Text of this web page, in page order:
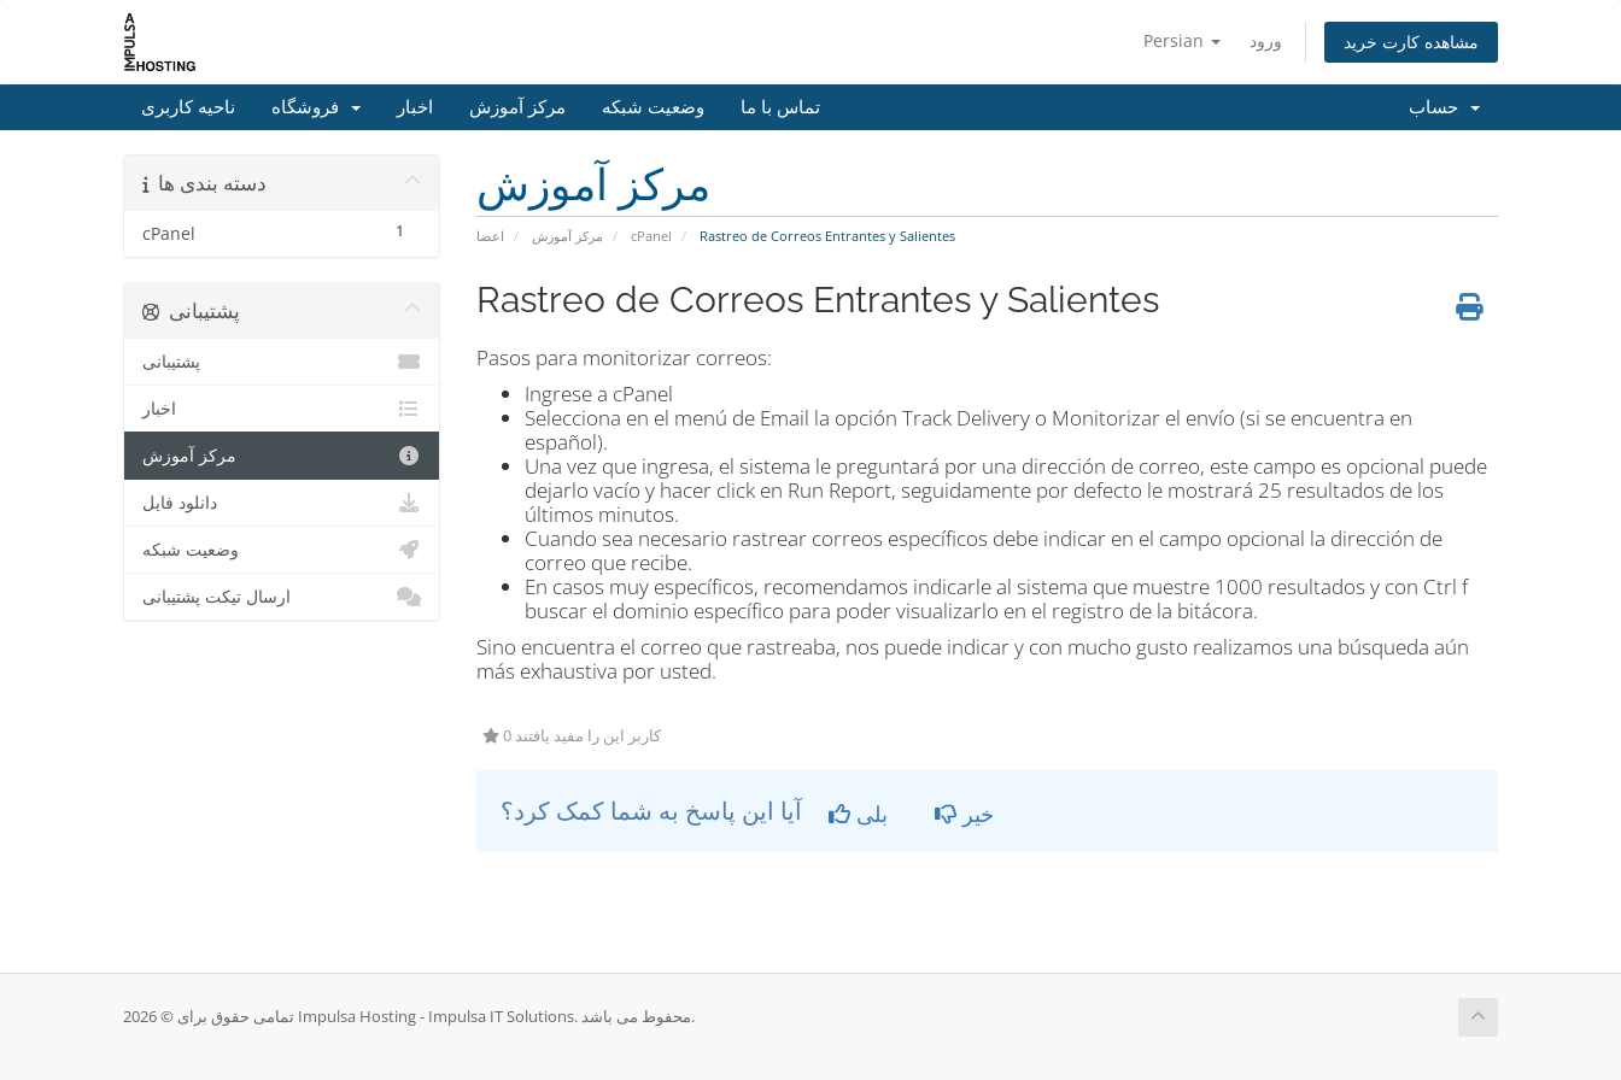
Persian ورود مشاهده کارت خرید
ناحیه کاربری اخبار مرکز آموزش وضعیت شبکه تماس با ما
مرکز آموزش
اعضا مرکز آموزش cPanel Rastreo de Correos Entrantes y Salientes
دسته بندی ها
1
cPanel
Rastreo de Correos Entrantes y Salientes
Pasos para monitorizar correos:
Ingrese a cPanel
Selecciona en el menú de Email la opción Track Delivery o Monitorizar el envío (si se encuentra en
español).
Una vez que ingresa, el sistema le preguntará por una dirección de correo, este campo es opcional puede
dejarlo vacío y hacer click en Run Report, seguidamente por defecto le mostrará 25 resultados de los
últimos minutos.
Cuando sea necesario rastrear correos específicos debe indicar en el campo opcional la dirección de
correo que recibe.
En casos muy específicos, recomendamos indicarle al sistema que muestre 1000 resultados y con Ctrl f
buscar el dominio específico para poder visualizarlo en el registro de la bitácora.
Sino encuentra el correo que rastreaba, nos puede indicar y con mucho gusto realizamos una búsqueda aún
más exhaustiva por usted.
0 کاربر این را مفید یافتند
آیا این پاسخ به شما کمک کرد؟ بلی خیر
پشتیبانی
پشتیبانی
اخبار
مرکز آموزش
دانلود فایل
وضعیت شبکه
ارسال تیکت پشتیبانی
تمامی حقوق برای © 2026 Impulsa Hosting - Impulsa IT Solutions. محفوط می باشد.